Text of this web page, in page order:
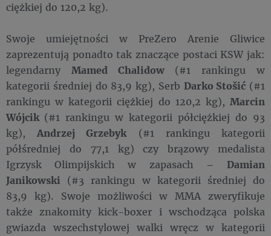
ciężkiej do 120,2 kg).
Swoje umiejętności w PreZero Arenie Gliwice
zaprezentują ponadto tak znaczące postaci KSW jak:
legendarny Mamed Chalidow(#1 rankingu w
kategorii średniej do 83,9 kg), Serb Darko Stošić (#1
rankingu w kategorii ciężkiej do 120,2 kg), Marcin
Wójcik (#1 rankingu w kategorii półciężkiej do 93
kg),Andrzej Grzebyk (#1 rankingu kategorii
półśredniej do 77,1 kg) czy brązowy medalista
Igrzysk Olimpijskich w zapasach – Damian
Janikowski (#3 rankingu w kategorii średniej do
83,9 kg). Swoje możliwości w MMA zweryfikuje
także znakomity kick-boxer i wschodząca polska
gwiazda wszechstylowej walki wręcz w kategorii